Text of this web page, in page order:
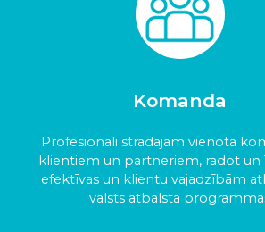
Komanda
Profesionāli strādājam vienotā
klientiem un partneriem, radot un
efektīvas un klientu vajadzībām
valsts atbalsta